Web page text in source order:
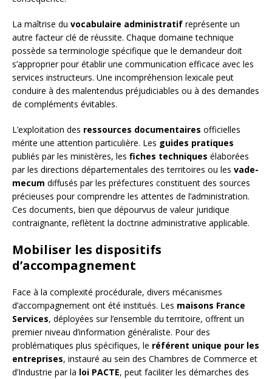
La maîtrise du vocabulaire administratif représente un
autre facteur clé de réussite. Chaque domaine technique
possède sa terminologie spécifique que le demandeur doit
s’approprier pour établir une communication efficace avec les
services instructeurs. Une incompréhension lexicale peut
conduire à des malentendus préjudiciables ou à des demandes
de compléments évitables.
L’exploitation des ressources documentaires officielles
mérite une attention particulière. Les guides pratiques
publiés par les ministères, les fiches techniques élaborées
par les directions départementales des territoires ou les vade-
mecum diffusés par les préfectures constituent des sources
précieuses pour comprendre les attentes de l’administration.
Ces documents, bien que dépourvus de valeur juridique
contraignante, reflètent la doctrine administrative applicable.
Mobiliser les dispositifs
d’accompagnement
Face à la complexité procédurale, divers mécanismes
d’accompagnement ont été institués. Les maisons France
Services, déployées sur l’ensemble du territoire, offrent un
premier niveau d’information généraliste. Pour des
problématiques plus spécifiques, le référent unique pour les
entreprises, instauré au sein des Chambres de Commerce et
d’Industrie par la loi PACTE, peut faciliter les démarches des